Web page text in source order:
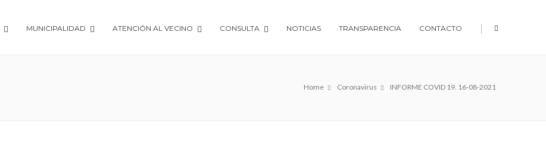
MUNICIPALIDAD ATENCIÓN AL VECINO CONSULTA NOTICIAS TRANSPARENCIA CONTACTO |
Home Coronavirus INFORME COVID 19. 16-08-2021